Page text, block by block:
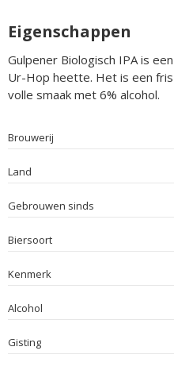
Eigenschappen
Gulpener Biologisch IPA is
Ur-Hop heette. Het is een
volle smaak met 6% alcohol.
Brouwerij
Land
Gebrouwen sinds
Biersoort
Kenmerk
Alcohol
Gisting